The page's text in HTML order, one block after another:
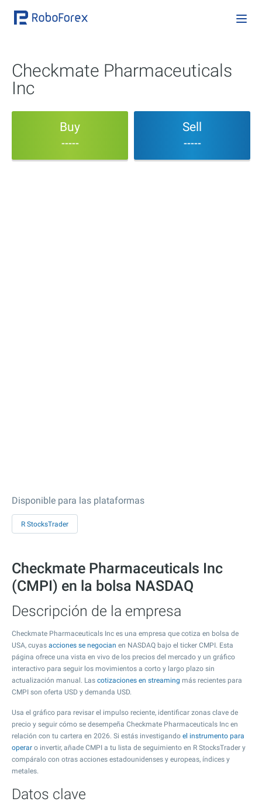
Checkmate Pharmaceuticals
Inc
Buy
-----
Sell
-----
Disponible para las plataformas
R StocksTrader
Checkmate Pharmaceuticals Inc
(CMPI) en la bolsa NASDAQ
Descripción de la empresa
Checkmate Pharmaceuticals Inc es una empresa que cotiza en bolsa de
USA, cuyas acciones se negocian en NASDAQ bajo el ticker CMPI. Esta
página ofrece una vista en vivo de los precios del mercado y un gráfico
interactivo para seguir los movimientos a corto y largo plazo sin
actualización manual. Las cotizaciones en streaming más recientes para
CMPI son oferta USD y demanda USD.
Usa el gráfico para revisar el impulso reciente, identificar zonas clave de
precio y seguir cómo se desempeña Checkmate Pharmaceuticals Inc en
relación con tu cartera en 2026. Si estás investigando el instrumento para
operar o invertir, añade CMPI a tu lista de seguimiento en R StocksTrader y
compáralo con otras acciones estadounidenses y europeas, índices y
metales.
Datos clave